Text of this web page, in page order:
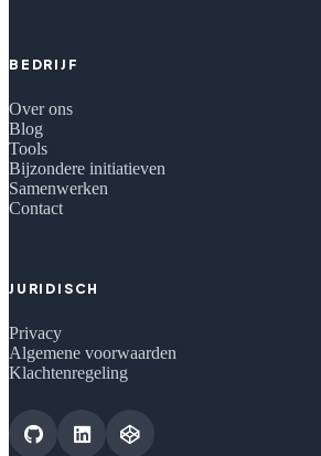
BEDRIJF
Over ons
Blog
Tools
Bijzondere initiatieven
Samenwerken
Contact
JURIDISCH
Privacy
Algemene voorwaarden
Klachtenregeling